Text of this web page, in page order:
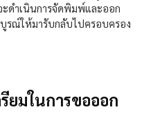
ดำเนินการจัดพิมพ์และออก
รณ์ให้มารับกลับไปครอบครอง
ยมในการขอออก